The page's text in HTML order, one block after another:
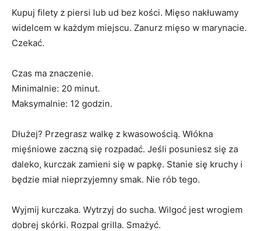
Kupuj filety z piersi lub ud bez kości. Mięso nakłuwamy
widelcem w każdym miejscu. Zanurz mięso w marynacie.
Czekać.
Czas ma znaczenie.
Minimalnie: 20 minut.
Maksymalnie: 12 godzin.
Dłużej? Przegrasz walkę z kwasowością. Włókna
mięśniowe zaczną się rozpadać. Jeśli posuniesz się za
daleko, kurczak zamieni się w papkę. Stanie się kruchy i
będzie miał nieprzyjemny smak. Nie rób tego.
Wyjmij kurczaka. Wytrzyj do sucha. Wilgoć jest wrogiem
dobrej skórki. Rozpal grilla. Smażyć.